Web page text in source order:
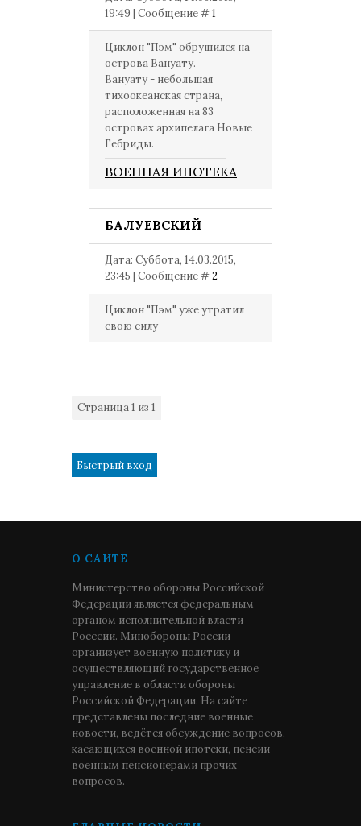
19:49 | Сообщение #1
Циклон "Пэм" обрушился на
острова Вануату.
Вануату - небольшая
тихоокеанская страна,
расположенная на 83
островах архипелага Новые
Гебриды.
ВОЕННАЯ ИПОТЕКА
БАЛУЕВСКИЙ
Дата: Суббота, 14.03.2015,
23:45 | Сообщение #2
Циклон "Пэм" уже утратил
свою силу
Страница1 из 1
О САЙТЕ
Министерство обороны Российской
Федерации является федеральным
органом исполнительной власти
Росссии. Минобороны России
организует военную политику и
осуществляющий государственное
управление в области обороны
Российской Федерации. На сайте
представлены последние военные
новости, ведётся обсуждение вопросов,
касающихся военной ипотеки, пенсии
военным пенсионерами прочих
вопросов.